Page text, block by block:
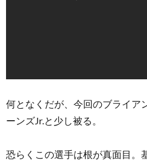
何となくだが、今回のブライア
ーンズJr.と少し被る。
恐らくこの選手は根が真面目。